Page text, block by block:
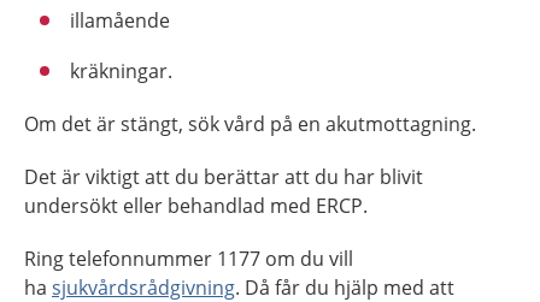
illamående
kräkningar.
Om det är stängt, sök vård på en akutmottagning.
Det är viktigt att du berättar att du har blivit
undersökt eller behandlad med ERCP.
Ring telefonnummer 1177 om du vill
ha sjukvårdsrådgivning. Då får du hjälp med att